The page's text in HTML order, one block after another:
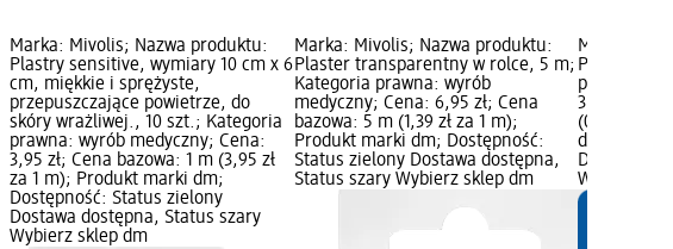
Marka: Mivolis; Nazwa produktu:
Plastry sensitive, wymiary 10 cm x 6
cm, miękkie i sprężyste,
przepuszczające powietrze, do
skóry wrażliwej., 10 szt.; Kategoria
prawna: wyrób medyczny; Cena:
3,95 zł; Cena bazowa: 1 m (3,95 zł
za 1 m); Produkt marki dm;
Dostępność: Status zielony
Dostawa dostępna, Status szary
Wybierz sklep dm
Marka: Mivolis; Nazwa produktu:
Plaster transparentny w rolce, 5 m;
Kategoria prawna: wyrób
medyczny; Cena: 6,95 zł; Cena
bazowa: 5 m (1,39 zł za 1 m);
Produkt marki dm; Dostępność:
Status zielony Dostawa dostępna,
Status szary Wybierz sklep dm
Marka:
Plastry
prawna:
3,95 zł;
(0,20 zł za
dm;
Dostawa
Wybierz